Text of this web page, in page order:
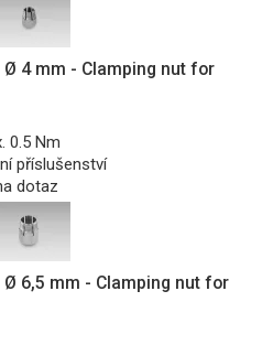
4 mm - Clamping nut for
0.5 Nm
příslušenství
dotaz
6,5 mm - Clamping nut for